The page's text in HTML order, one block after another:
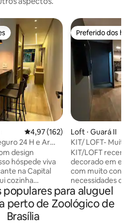
4,97 de uma avaliação média de
4,97 (162)
24 H e Ar
design
hóspede viva
na Capital
cozinha
e
de ar
TV , internet
, iluminação
Preferido dos
Preferido dos
Loft ⋅ Guará II
KIT/ LOFT- Muito
Brasília
KIT/LOFT
decorado em
com muito
necessidades
equipada com os
elétrico de 2
microondas, filtro
para aluguel
perto de Zoológico de
Brasília